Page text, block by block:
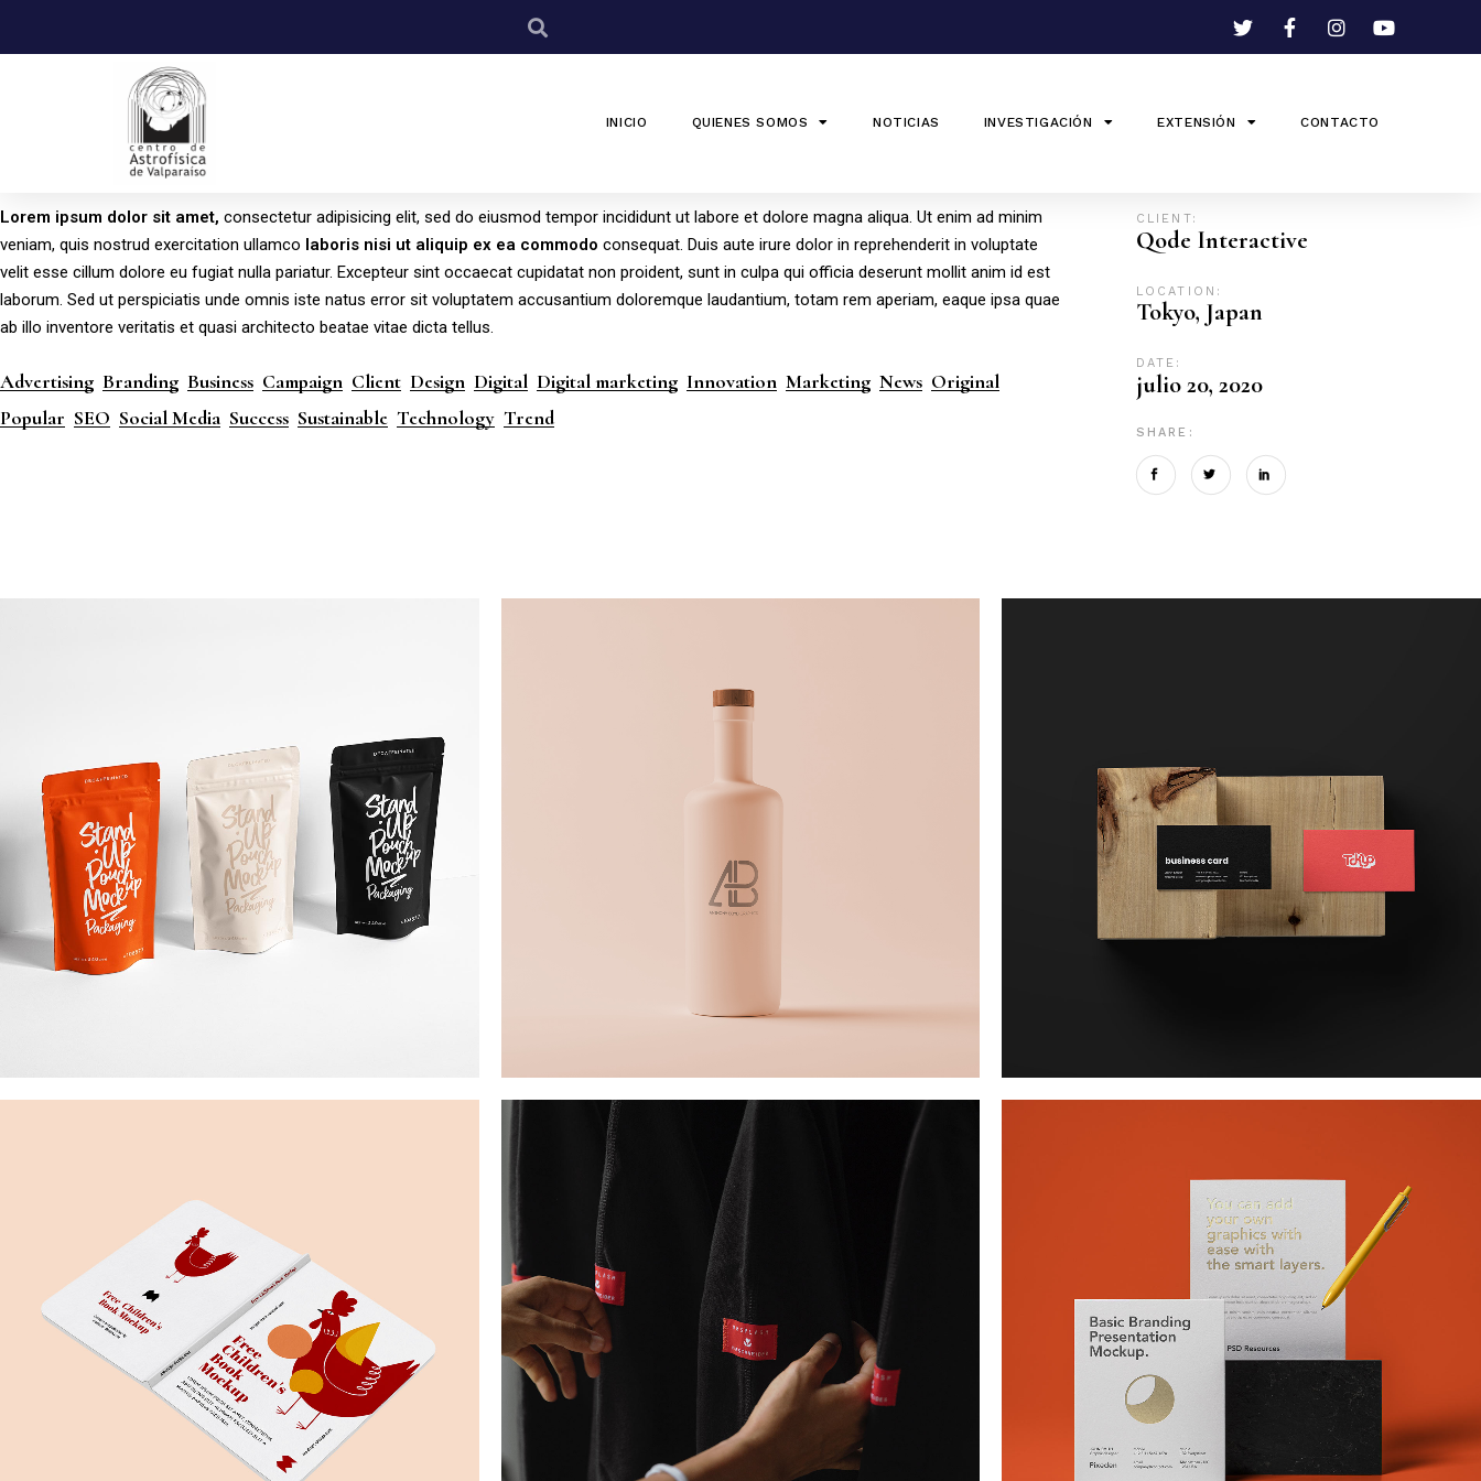
INICIO QUIENES SOMOS NOTICIAS INVESTIGACIÓN EXTENSIÓN CONTACTO
Lorem ipsum dolor sit amet, consectetur adipisicing elit, sed do eiusmod tempor incididunt ut labore et dolore magna aliqua. Ut enim ad minim
veniam, quis nostrud exercitation ullamco laboris nisi ut aliquip ex ea commodo consequat. Duis aute irure dolor in reprehenderit in voluptate
velit esse cillum dolore eu fugiat nulla pariatur. Excepteur sint occaecat cupidatat non proident, sunt in culpa qui officia deserunt mollit anim id est
laborum. Sed ut perspiciatis unde omnis iste natus error sit voluptatem accusantium doloremque laudantium, totam rem aperiam, eaque ipsa quae
ab illo inventore veritatis et quasi architecto beatae vitae dicta tellus.
Advertising Branding Business Campaign Client Design Digital Digital marketing Innovation Marketing News Original
Popular SEO Social Media Success Sustainable Technology Trend
CLIENT:
Qode Interactive
LOCATION:
Tokyo, Japan
DATE:
julio 20, 2020
SHARE: